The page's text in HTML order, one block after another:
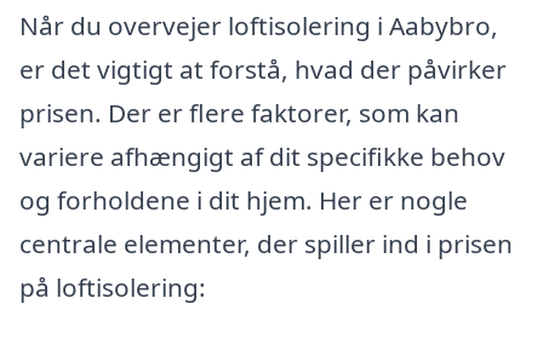
Når du overvejer loftisolering i Aabybro,
er det vigtigt at forstå, hvad der påvirker
prisen. Der er flere faktorer, som kan
variere afhængigt af dit specifikke behov
og forholdene i dit hjem. Her er nogle
centrale elementer, der spiller ind i prisen
på loftisolering: